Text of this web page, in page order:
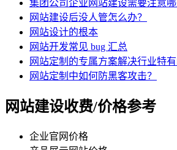
集团公司企业网站建设需要注意哪
网站建设后没人管怎么办？
网站设计的根本
网站开发常见 bug 汇总
网站定制的专属方案解决行业特
网站定制中如何防黑客攻击？
网站建设收费/价格参考
企业官网价格